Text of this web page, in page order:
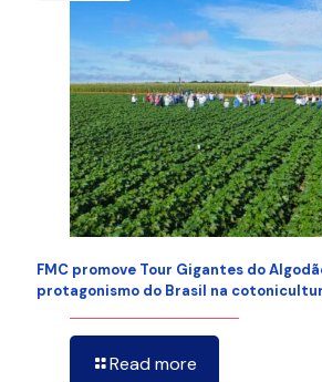
FMC promove Tour Gigantes do
protagonismo do Brasil na
Read more